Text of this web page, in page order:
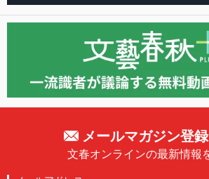
メールマガジン登録
文春オンラインの最新情報